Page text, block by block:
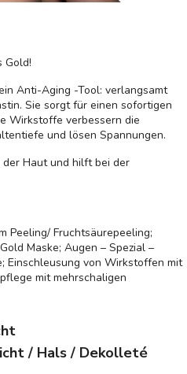
Gold!
Anti-Aging -Tool: verlangsamt
Sie sorgt für einen sofortigen
Wirkstoffe verbessern die
und lösen Spannungen.
Haut und hilft bei der
Peeling/ Fruchtsäurepeeling;
Maske; Augen – Spezial –
Einschleusung von Wirkstoffen mit
mit mehrschaligen
/ Hals / Dekolleté